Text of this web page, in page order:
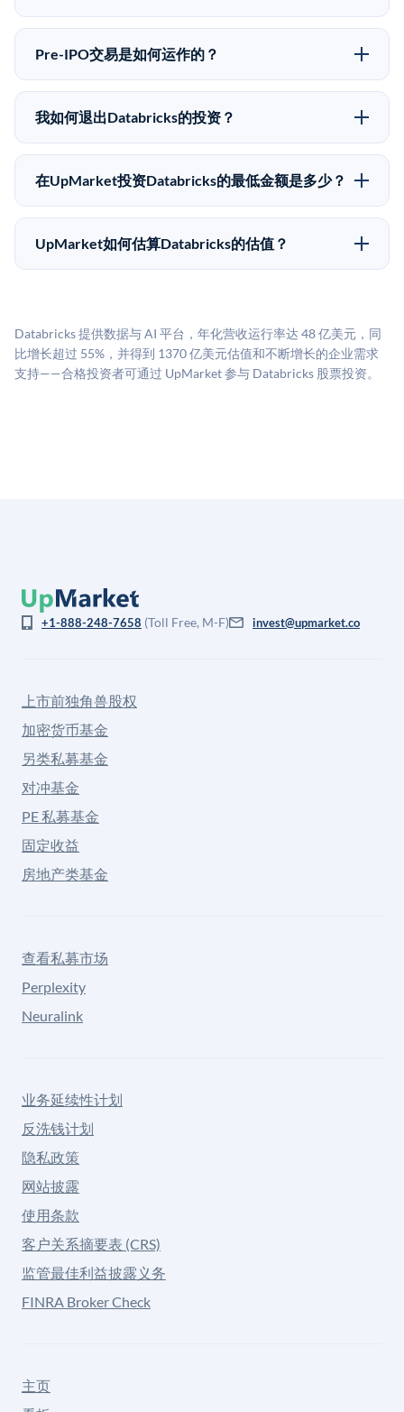
50,000美元。UpMarket是FINRA注册的经纪交易商，
自2019年以来已经纪超过5亿美元的另类投资。
Pre-IPO投资存在重大风险。Databricks的股份流动性
低，意味着没有公开市场可以快速出售。不存在确定的
应做好可能全部损失的准备。私有公司的估值在融资轮
次之间可能大幅波动。投资者应在投资前咨询其财务顾
Pre-IPO交易是如何运作的？
在Pre-IPO交易中，合格投资者通过二级市场平台从现有
股东（如员工、早期投资者或其他持有人）处购买股
为FINRA注册的经纪交易商促成这些交易，代表双方处
理合规、文件和结算事宜。
我如何退出Databricks的投资？
Pre-IPO持股主要有两种退出途径：在二级市场将股份出
售给其他买家，或持有直到公司完成IPO或被收购。两
市场条件。任何退出的时间都是不可预测的，投资者应
做好多年持有的准备。
在UpMarket投资Databricks的最低金额是多少？
UpMarket上大多数Pre-IPO产品的最低投资金额为
50,000美元。具体金额可能因产品和股份供应情况而有
UpMarket如何估算Databricks的估值？
司可比倍数应用私有公司折扣，以反映流动性不足和信
息不对称。此估值不构成投资建议，可能与实际交易价
Databricks 提供数据与 AI 平台，年化营收运行率达 48 亿美元，同
比增长超过 55%，并得到 1370 亿美元估值和不断增长的企业需求
支持——合格投资者可通过 UpMarket 参与 Databricks 股票投资。
+1-888-248-7658 (Toll Free, M-F) invest@upmarket.co
上市前独角兽股权
加密货币基金
另类私募基金
对冲基金
PE 私募基金
固定收益
房地产类基金
查看私募市场
Perplexity
Neuralink
业务延续性计划
反洗钱计划
隐私政策
网站披露
使用条款
客户关系摘要表 (CRS)
监管最佳利益披露义务
FINRA Broker Check
主页